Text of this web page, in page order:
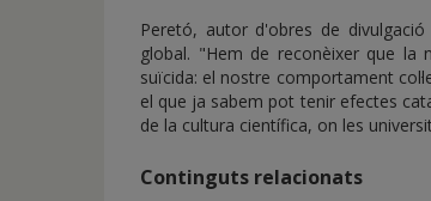
Peretó, autor d'obres de
global. "Hem de reconèixer que
suïcida: el nostre comportament
el que ja sabem pot tenir efectes
de la cultura científica, on les
Continguts relacionats